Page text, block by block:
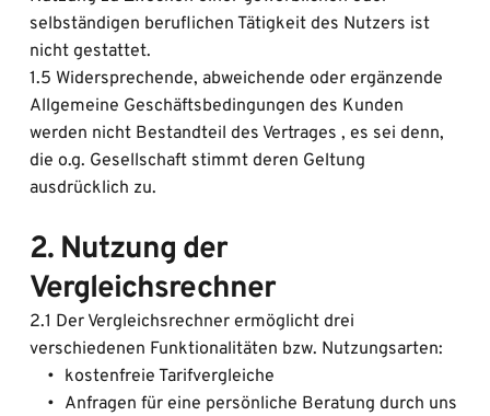
selbständigen beruflichen Tätigkeit des Nutzers ist
nicht gestattet.
1.5 Widersprechende, abweichende oder ergänzende
Allgemeine Geschäftsbedingungen des Kunden
werden nicht Bestandteil des Vertrages , es sei denn,
die o.g. Gesellschaft stimmt deren Geltung
ausdrücklich zu.
2. Nutzung der
Vergleichsrechner
2.1 Der Vergleichsrechner ermöglicht drei
verschiedenen Funktionalitäten bzw. Nutzungsarten:
kostenfreie Tarifvergleiche
Anfragen für eine persönliche Beratung durch uns